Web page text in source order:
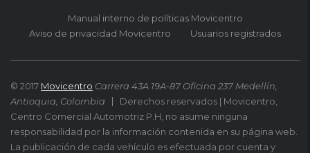
Manual interno de políticas Movicentro
Aviso de privacidad Movicentro
Usuarios registrados
© 2017 Movicentro Carrera 43A 19A-87 Oficina 237 Medellín,
Antioquia, Colombia
Derechos reservados | Movicentro,
Centro Comercial Automotriz P.H, no asume ninguna
responsabilidad por la información contenida en su página web.
La publicación de cada vehículo es efectuada por cuenta y